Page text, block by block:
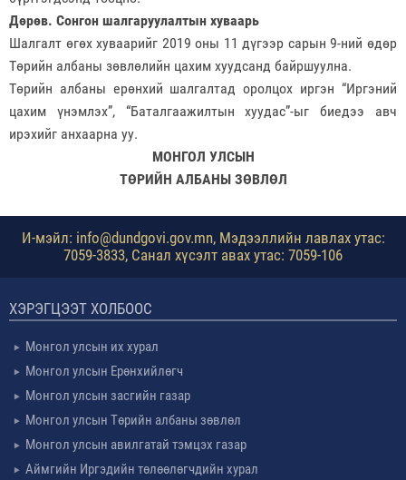
Дөрөв. Сонгон шалгаруулалтын хуваарь
Шалгалт өгөх хуваарийг 2019 оны 11 дүгээр сарын 9-ний өдөр
Төрийн албаны зөвлөлийн цахим хуудсанд байршуулна.
Төрийн албаны ерөнхий шалгалтад оролцох иргэн “Иргэний
цахим үнэмлэх”, “Баталгаажилтын хуудас”-ыг биедээ авч
ирэхийг анхаарна уу.
МОНГОЛ УЛСЫН
ТӨРИЙН АЛБАНЫ ЗӨВЛӨЛ
И-мэйл: info@dundgovi.gov.mn, Мэдээллийн лавлах утас:
7059-3833, Санал хүсэлт авах утас: 7059-106
ХЭРЭГЦЭЭТ ХОЛБООС
Монгол улсын их хурал
Монгол улсын Ерөнхийлөгч
Монгол улсын засгийн газар
Монгол улсын Төрийн албаны зөвлөл
Монгол улсын авилгатай тэмцэх газар
Аймгийн Иргэдийн төлөөлөгчдийн хурал